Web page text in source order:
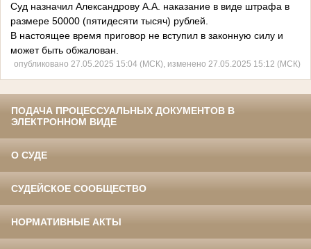
Суд назначил Александрову А.А. наказание в виде штрафа в
размере 50000 (пятидесяти тысяч) рублей.
В настоящее время приговор не вступил в законную силу и
может быть обжалован.
опубликовано 27.05.2025 15:04 (МСК), изменено 27.05.2025 15:12 (МСК)
ПОДАЧА ПРОЦЕССУАЛЬНЫХ ДОКУМЕНТОВ В
ЭЛЕКТРОННОМ ВИДЕ
О СУДЕ
СУДЕЙСКОЕ СООБЩЕСТВО
НОРМАТИВНЫЕ АКТЫ